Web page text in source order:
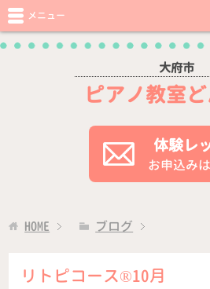
大府市
ピアノ教室
体験レ
お申込み
メニュー
HOME ブログ
リトピコース®️10月